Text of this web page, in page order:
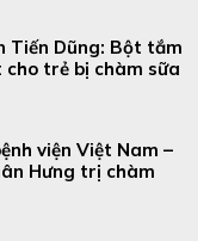
Tiến Dũng: Bột tắm
trẻ bị chàm sữa
viện Việt Nam –
Hưng trị chàm